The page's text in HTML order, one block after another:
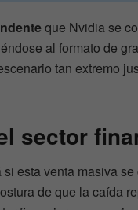
que Nvidia se
al formato de
tan extremo
sector
esta venta masiva
de que la caída